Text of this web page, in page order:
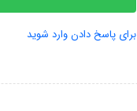
برای پاسخ دادن وارد شوید